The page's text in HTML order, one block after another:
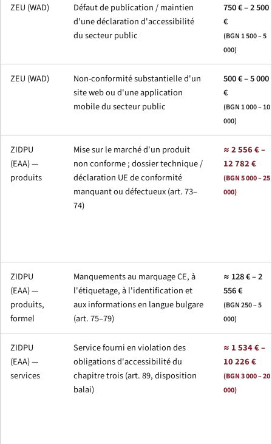
ZEU (WAD)
Défaut de publication / maintien
d'une déclaration d'accessibilité
du secteur public
750 € – 2 500
€
(BGN 1 500 – 5
000)
ZEU (WAD)
Non-conformité substantielle d'un
site web ou d'une application
mobile du secteur public
500 € – 5 000
€
(BGN 1 000 – 10
000)
ZIDPU
(EAA) —
produits
Mise sur le marché d'un produit
non conforme ; dossier technique /
déclaration UE de conformité
manquant ou défectueux (art. 73–
74)
≈ 2 556 € –
12 782 €
(BGN 5 000 – 25
000)
ZIDPU
(EAA) —
produits,
formel
Manquements au marquage CE, à
l'étiquetage, à l'identification et
aux informations en langue bulgare
(art. 75–79)
≈ 128 € – 2
556 €
(BGN 250 – 5
000)
ZIDPU
(EAA) —
services
Service fourni en violation des
obligations d'accessibilité du
chapitre trois (art. 89, disposition
balai)
≈ 1 534 € –
10 226 €
(BGN 3 000 – 20
000)